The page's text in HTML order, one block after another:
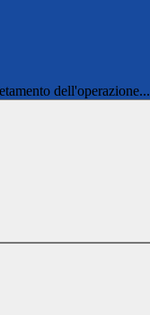
dell'operazione...